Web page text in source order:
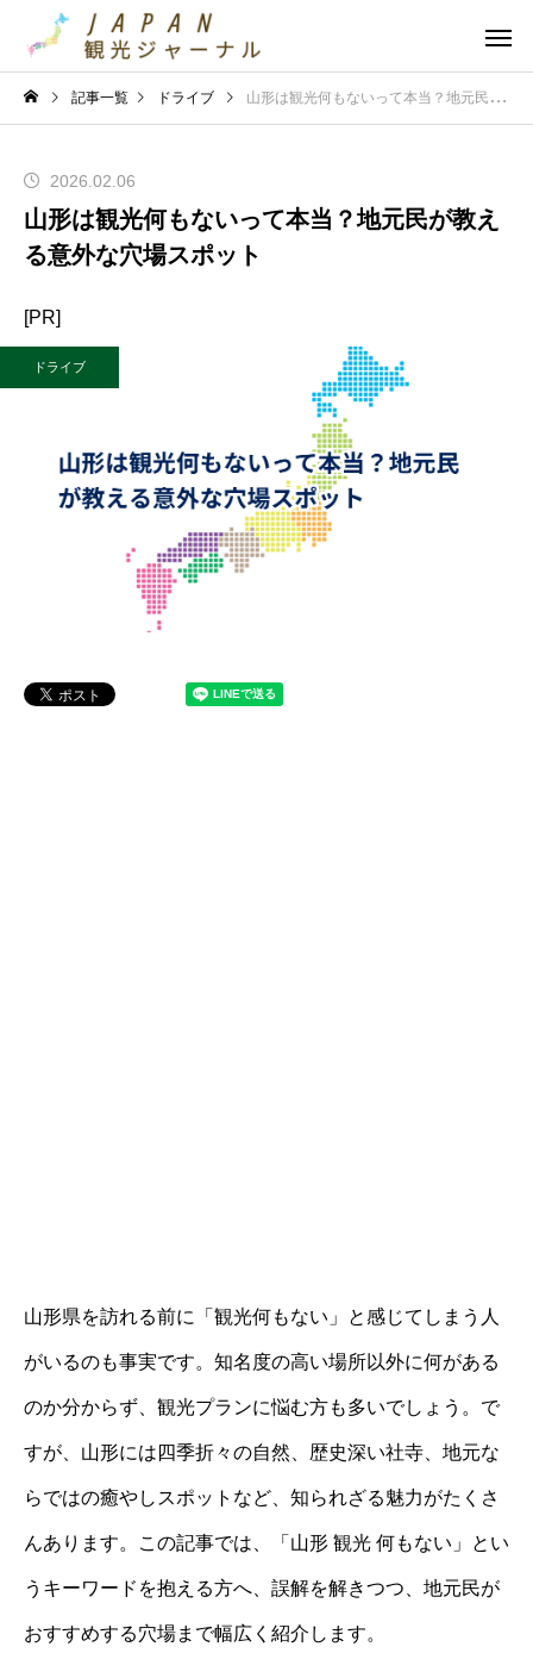
記事一覧 ドライブ 山形は観光何もないって本当？地元民が教える意外な穴場スポット
2026.02.06
山形は観光何もないって本当？地元民が教え
る意外な穴場スポット
[PR]
ドライブ
山形県を訪れる前に「観光何もない」と感じてしまう人
がいるのも事実です。知名度の高い場所以外に何がある
のか分からず、観光プランに悩む方も多いでしょう。で
すが、山形には四季折々の自然、歴史深い社寺、地元な
らではの癒やしスポットなど、知られざる魅力がたくさ
んあります。この記事では、「山形 観光 何もない」とい
うキーワードを抱える方へ、誤解を解きつつ、地元民が
おすすめする穴場まで幅広く紹介します。